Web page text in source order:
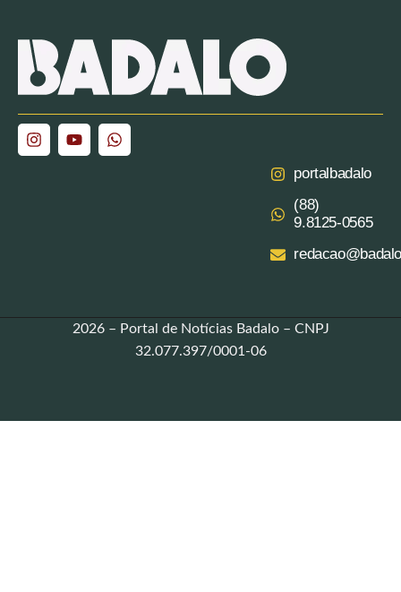
portalbadalo
(88)
9.8125‑0565‬
2026 – Portal de Notícias Badalo – CNPJ
32.077.397/0001-06